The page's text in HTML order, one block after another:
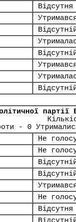
Відсутня
партії
- 0
Не
Не
Не
Відсутня